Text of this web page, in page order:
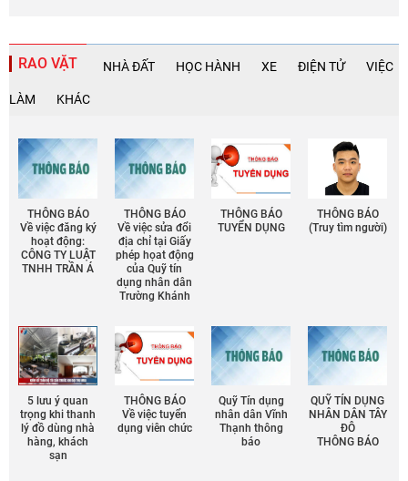
RAO VẶT NHÀ ĐẤT HỌC HÀNH XE ĐIỆN TỬ VIỆC
LÀM KHÁC
THÔNG BÁO
Về việc đăng ký
hoạt động:
CÔNG TY LUẬT
TNHH TRẦN Á
THÔNG BÁO
Về việc sửa đổi
địa chỉ tại Giấy
phép họat động
của Quỹ tín
dụng nhân dân
Trường Khánh
THÔNG BÁO
TUYỂN DỤNG
THÔNG BÁO
(Truy tìm người)
5 lưu ý quan
trọng khi thanh
lý đồ dùng nhà
hàng, khách
sạn
THÔNG BÁO
Về việc tuyển
dụng viên chức
Quỹ Tín dụng
nhân dân Vĩnh
Thạnh thông
báo
QUỸ TÍN DỤNG
NHÂN DÂN TÂY
ĐÔ
THÔNG BÁO